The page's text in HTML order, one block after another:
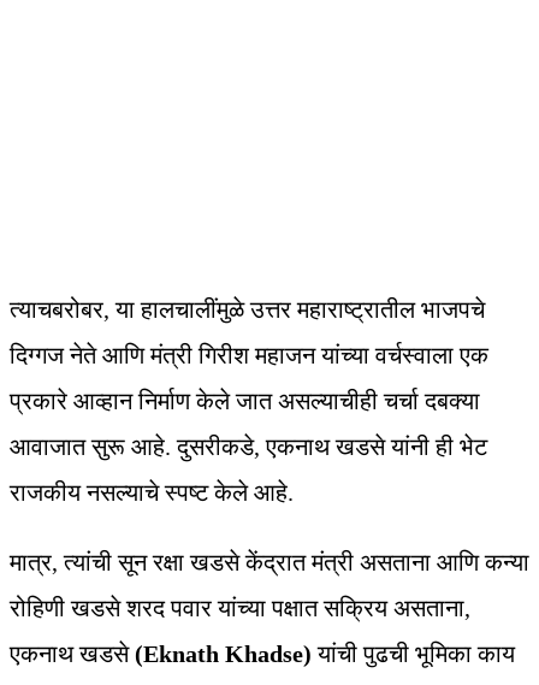
त्याचबरोबर, या हालचालींमुळे उत्तर महाराष्ट्रातील भाजपचे
दिग्गज नेते आणि मंत्री गिरीश महाजन यांच्या वर्चस्वाला एक
प्रकारे आव्हान निर्माण केले जात असल्याचीही चर्चा दबक्या
आवाजात सुरू आहे. दुसरीकडे, एकनाथ खडसे यांनी ही भेट
राजकीय नसल्याचे स्पष्ट केले आहे.
मात्र, त्यांची सून रक्षा खडसे केंद्रात मंत्री असताना आणि कन्या
रोहिणी खडसे शरद पवार यांच्या पक्षात सक्रिय असताना,
एकनाथ खडसे(Eknath Khadse) यांची पुढची भूमिका काय